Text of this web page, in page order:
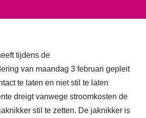
tijdens de
van maandag 3 februari gepleit
te laten en niet stil te laten
dreigt vanwege stroomkosten de
stil te zetten. De jaknikker is